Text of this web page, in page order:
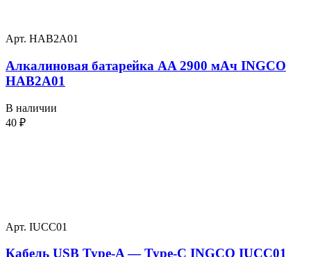
Арт. HAB2A01
Алкалиновая батарейка AA 2900 мАч INGCO
HAB2A01
В наличии
40 ₽
Арт. IUCC01
Кабель USB Type-A — Type-C INGCO IUCC01